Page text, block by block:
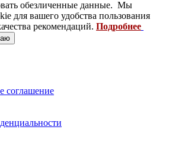
обезличенные данные. Мы
для вашего удобства пользования
рекомендаций. Подробнее
соглашение